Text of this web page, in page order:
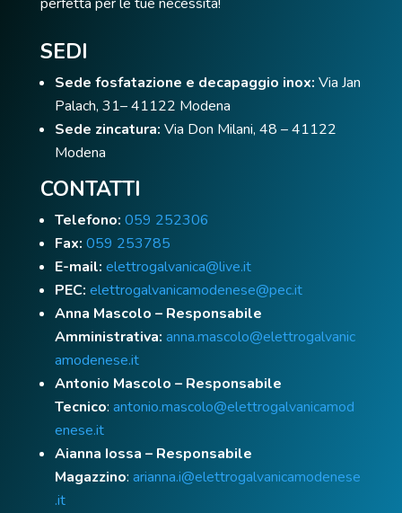
SEDI
Sede fosfatazione e decapaggio inox: Via Jan
Palach, 31– 41122 Modena
Sede zincatura: Via Don Milani, 48 – 41122
Modena
CONTATTI
Telefono: 059 252306
Fax: 059 253785
E-mail: elettrogalvanica@live.it
PEC: elettrogalvanicamodenese@pec.it
Anna Mascolo – Responsabile
Amministrativa: anna.mascolo@elettrogalvanic
amodenese.it
Antonio Mascolo – Responsabile
Tecnico: antonio.mascolo@elettrogalvanicamod
enese.it
Aianna Iossa – Responsabile
Magazzino: arianna.i@elettrogalvanicamodenese
.it